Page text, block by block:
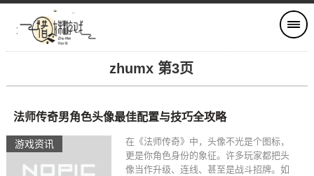
zhumx 第3页
游戏资讯
法师传奇男角色头像最佳配置与技巧全攻略
在《法师传奇》中，头像不光是个图标，
更是你角色身份的象征。许多玩家都把头
像当作升级、连线、甚至是战斗招牌。如